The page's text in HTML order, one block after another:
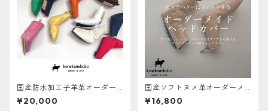
国産防水加工子羊革オーダー
メイドパターカバー【ERABER
U】
¥20,000
国産ソフトヌメ革オーダーメ
イドパターカバー【ERABER
U】
¥16,800